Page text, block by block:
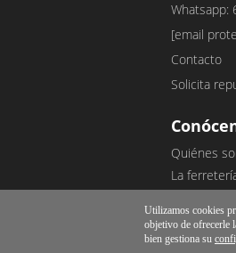
Whatsapp:
[email
Contacto
Solicita
Quiénes
La
Opiniones
Utilizamos cookies
objetivo de ofrecerle
bien gestiona su